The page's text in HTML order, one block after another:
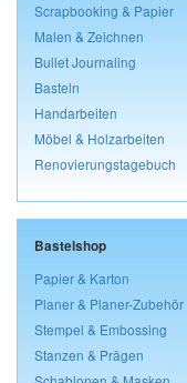
Scrapbooking & Papier
Malen & Zeichnen
Bullet Journaling
Basteln
Handarbeiten
Möbel & Holzarbeiten
Renovierungstagebuch
Bastelshop
Papier & Karton
Planer & Planer-Zubehör
Stempel & Embossing
Stanzen & Prägen